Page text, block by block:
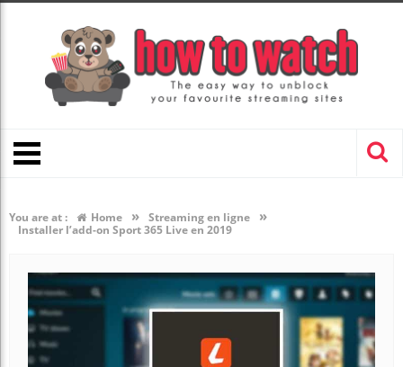
You are at : Home » Streaming en ligne »
Installer l’add-on Sport 365 Live en 2019